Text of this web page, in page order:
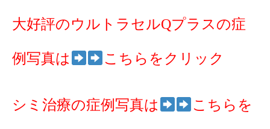
大好評のウルトラセルQプラスの症
例写真は こちらをクリック
シミ治療の症例写真は こちらを